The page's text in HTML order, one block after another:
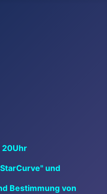
und
Bestimmung von